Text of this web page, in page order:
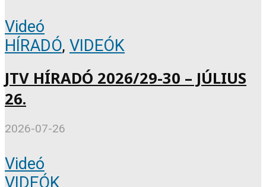
Videó
HÍRADÓ, VIDEÓK
JTV HÍRADÓ 2026/29-30 – JÚLIUS
26.
2026-07-26
Videó
VIDEÓK